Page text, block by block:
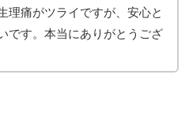
理痛がツライですが、安心と
です。本当にありがとうござ